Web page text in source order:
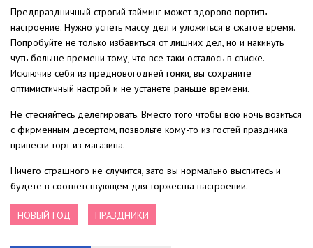
Предпраздничный строгий тайминг может здорово портить
настроение. Нужно успеть массу дел и уложиться в сжатое время.
Попробуйте не только избавиться от лишних дел, но и накинуть
чуть больше времени тому, что все-таки осталось в списке.
Исключив себя из предновогодней гонки, вы сохраните
оптимистичный настрой и не устанете раньше времени.
Не стесняйтесь делегировать. Вместо того чтобы всю ночь возиться
с фирменным десертом, позвольте кому-то из гостей праздника
принести торт из магазина.
Ничего страшного не случится, зато вы нормально выспитесь и
будете в соответствующем для торжества настроении.
НОВЫЙ ГОД ПРАЗДНИКИ